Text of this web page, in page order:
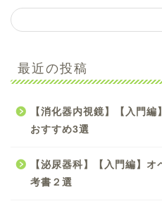
最近の投稿
【消化器内視鏡】【入門
おすすめ3選
【泌尿器科】【入門編】
考書２選
考